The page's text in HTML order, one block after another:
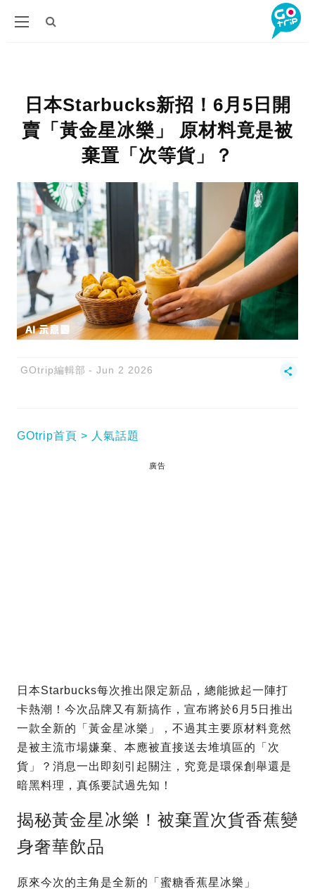
日本Starbucks新招！6月5日開
賣「黃金星冰樂」 原材料竟是被
棄置「次等貨」？
GOtrip編輯部 Jun 2 2026
GOtrip首頁 人氣話題
廣告
日本Starbucks每次推出限定新品，總能掀起一陣打
卡熱潮！今次品牌又有新搞作，宣布將於6月5日推出
一款全新的「黃金星冰樂」，不過其主要原材料竟然
是被主流市場嫌棄、本應被直接送去堆填區的「次
貨」？消息一出即刻引起關注，究竟是環保創舉還是
暗黑料理，真係要試過先知！
揭秘黃金星冰樂！被棄置次貨香蕉變
身奢華飲品
原來今次的主角是全新的「蜜糖香蕉星冰樂」